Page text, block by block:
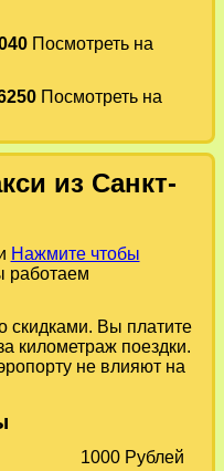
Посмотреть на
Посмотреть на
из Санкт-
Нажмите чтобы
работаем
скидками. Вы платите
километраж поездки.
не влияют на
1000 Рублей